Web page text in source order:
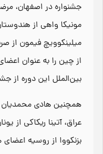
جشنواره در اصفهان،
مونیکا واهی از
میلینکوویچ فیمون از
از چین را به عنوان
بین‌الملل این دوره از
همچنین هادی محمدیان
عراق، آتینا ریکاکی از
بزنکووا از روسیه